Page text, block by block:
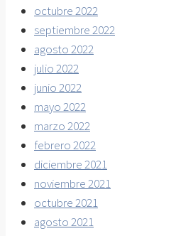
octubre 2022
septiembre 2022
agosto 2022
julio 2022
junio 2022
mayo 2022
marzo 2022
febrero 2022
diciembre 2021
noviembre 2021
octubre 2021
agosto 2021